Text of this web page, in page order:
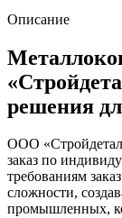
Описание
решения
ООО
заказ по
требованиям
сложности,
промышленных,